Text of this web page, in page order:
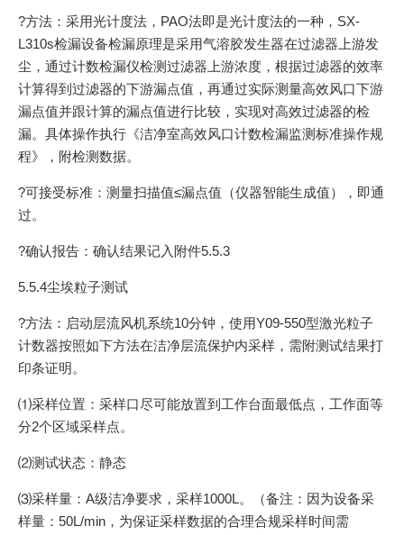
?方法：采用光计度法，PAO法即是光计度法的一种，SX-
L310s检漏设备检漏原理是采用气溶胶发生器在过滤器上游发
尘，通过计数检漏仪检测过滤器上游浓度，根据过滤器的效率
计算得到过滤器的下游漏点值，再通过实际测量高效风口下游
漏点值并跟计算的漏点值进行比较，实现对高效过滤器的检
漏。具体操作执行《洁净室高效风口计数检漏监测标准操作规
程》，附检测数据。
?可接受标准：测量扫描值≤漏点值（仪器智能生成值），即通
过。
?确认报告：确认结果记入附件5.5.3
5.5.4尘埃粒子测试
?方法：启动层流风机系统10分钟，使用Y09-550型激光粒子
计数器按照如下方法在洁净层流保护内采样，需附测试结果打
印条证明。
⑴采样位置：采样口尽可能放置到工作台面最低点，工作面等
分2个区域采样点。
⑵测试状态：静态
⑶采样量：A级洁净要求，采样1000L。（备注：因为设备采
样量：50L/min，为保证采样数据的合理合规采样时间需